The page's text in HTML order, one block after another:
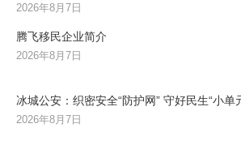
2026年8月7日
腾飞移民企业简介
2026年8月7日
冰城公安：织密安全“防护网” 守好民生“小单
2026年8月7日